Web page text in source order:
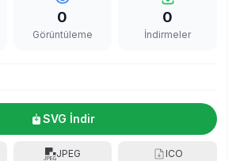
0
Görüntüleme
0
İndirmeler
SVG İndir
JPEG ICO